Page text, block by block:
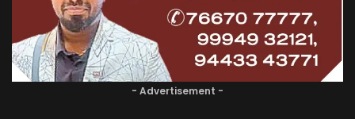
- Advertisement -